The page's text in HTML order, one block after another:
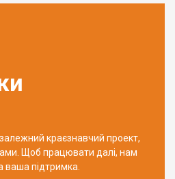
краєзнавчий проект,
Щоб працювати далі, нам
ваша підтримка.